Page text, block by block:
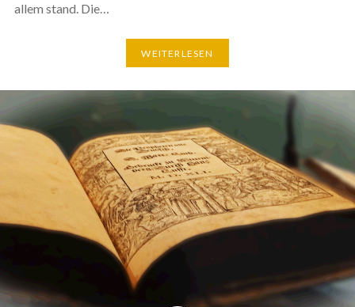
allem stand. Die…
WEITERLESEN